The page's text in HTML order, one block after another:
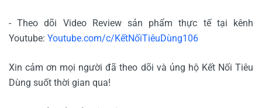
- Theo dõi Video Review sản phẩm thực tế tại kênh
Youtube: Youtube.com/c/KếtNốiTiêuDùng106
Xin cảm ơn mọi người đã theo dõi và ủng hộ Kết Nối Tiêu
Dùng suốt thời gian qua!